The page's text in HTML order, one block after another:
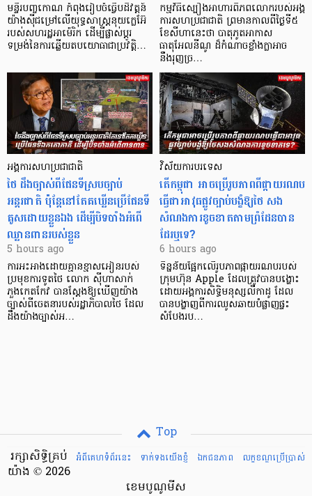
មន្ទីរបញ្ចកោណ កំពុងរៀបចំធ្វើបដិវត្តន៍
យ៉ាងស៊ីជម្រៅលើយុទ្ធសាស្ត្រនុយក្លេអ៊ែ
របស់សហរដ្ឋអាម៉េរិក ដើម្បីផ្លាស់ប្តូរ
ទម្រង់នៃការឆ្លើយតបយោធាជាប្រវត្តិ…
កម្មវិធីស្បៀងអាហារពិភពលោករបស់អង្គ
ការសហប្រជាជាតិ ព្រមាន​កាលពីថ្ងៃទី៥
ខែសីហានេះថា បាតុភូតអាកាស
ធាតុអែលនីណូ ដ៏កំណាចខ្លាំងក្លាអាច
នឹងរុញច្រ…
អង្គការសហប្រជាជាតិ
ថៃ ដឹងច្បាស់ពីផែនទីស្របច្បាប់
អន្តរជាតិ ប៉ុន្តែនៅតែគឃ្លើនប្រើផែនទី
គូសដោយខ្លួនឯង ដើម្បីបិទបាំងអំពើ
ឈ្លានពានរបស់ខ្លួន
5 hours ago
ការអះអាងដោយគ្មានខ្មាសអៀនរបស់
ប្រមុខការទូតថៃ លោក ស៊ីហាសាក់
ភួងកេតកែវ បានស្តែងឱ្យឃើញយ៉ាង
ច្បាស់ពីចេតនារបស់រដ្ឋាភិបាលថៃ ដែល
ដឹងយ៉ាងច្បាស់អ…
វិស័យការបរទេស
តើកម្ពុជា អាចប្រើរូបភាពពីផ្កាយរណប
ធ្វើជាអាវុធផ្លូវច្បាប់បង្ខំឱ្យថៃ សង
សំណងការខូចខាតតាមព្រំដែនបាន
ដែរឬទេ?​
6 hours ago
ទិន្នន័យផ្អែកលើរូបភាពផ្កាយរណបរបស់
ក្រុមហ៊ុន Apple ដែលត្រូវបានបង្ហោះ
ដោយអង្គការសិទ្ធិមនុស្សលីកាដូ ដែល
បានបង្ហាញពីការឈូសឆាយបំផ្លាញផ្ទះ
សំបែងរប…
Top
អំពីគេហទំព័រនេះ
ទាក់ទងយើងខ្ញំ ឯកជនភាព លក្ខខណ្ឌ​ប្រើ​ប្រាស់
រក្សាសិទ្ធិគ្រប់
យ៉ាង © 2026
ខេមបូណូមីស